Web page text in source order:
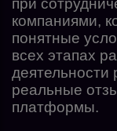
при
компаниями,
понятные
всех этапах
деятельности
реальные
платформы.